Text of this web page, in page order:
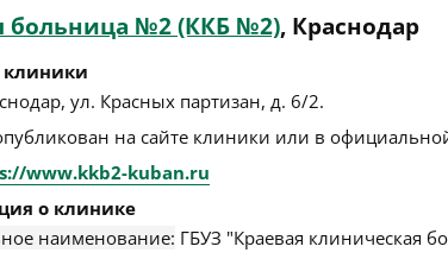
больница №2 (ККБ №2), Краснодар
клиники
, ул. Красных партизан, д. 6/2.
на сайте клиники или в официальной
www.kkb2-kuban.ru
о клинике
наименование: ГБУЗ "Краевая клиническая